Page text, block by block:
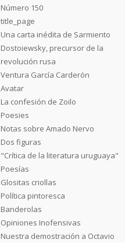
Número 150
title_page
Una carta inédita de Sarmiento
Dostoiewsky, precursor de la
revolución rusa
Ventura García Carderón
Avatar
La confesión de Zoilo
Poesies
Notas sobre Amado Nervo
Dos figuras
"Crítica de la literatura uruguaya"
Poesías
Glositas criollas
Política pintoresca
Banderolas
Opiniones Inofensivas
Nuestra demostración a Octavio